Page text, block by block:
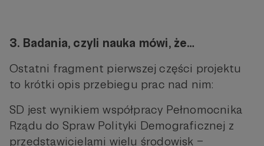
3. Badania, czyli nauka mówi, że…
Ostatni fragment pierwszej części projektu
to krótki opis przebiegu prac nad nim:
SD jest wynikiem współpracy Pełnomocnika
Rządu do Spraw Polityki Demograficznej z
przedstawicielami wielu środowisk –